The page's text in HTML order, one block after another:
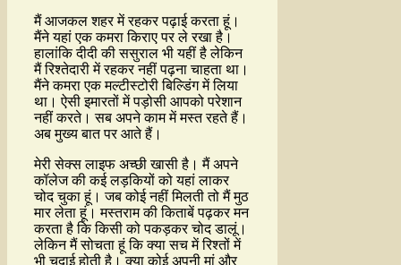
मैं आजकल शहर में रहकर पढ़ाई करता हूं।
मैंने यहां एक कमरा किराए पर ले रखा है।
हालांकि दीदी की ससुराल भी यहीं है लेकिन
मैं रिश्तेदारी में रहकर नहीं पढ़ना चाहता था।
मैंने कमरा एक मल्टीस्टोरी बिल्डिंग में लिया
था। ऐसी इमारतों में पड़ोसी आपको परेशान
नहीं करते। सब अपने काम में मस्त रहते हैं।
अब मुख्य बात पर आते हैं।
मेरी सेक्स लाइफ अच्छी खासी है। मैं अपने
कॉलेज की कई लड़कियों को यहां लाकर
चोद चुका हूं। जब कोई नहीं मिलती तो मैं मुठ
मार लेता हूं। मस्तराम की किताबें पढ़कर मन
करता है कि किसी को पकड़कर चोद डालूं।
लेकिन मैं सोचता हूं कि क्या सच में रिश्तों में
भी चुदाई होती है। क्या कोई अपनी मां और